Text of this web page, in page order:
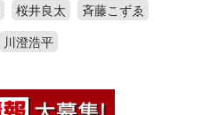
桜井良太
斉藤こずゑ
川澄浩平